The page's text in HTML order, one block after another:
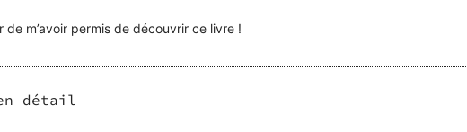
de m’avoir permis de découvrir ce livre !
détail